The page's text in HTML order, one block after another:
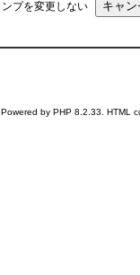
プを変更しない
by PHP 8.2.33. HTML